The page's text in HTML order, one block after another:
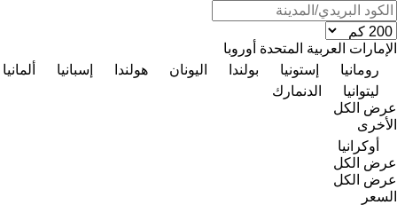
الإمارات العربية المتحدة أوروبا
رومانيا
إستونيا بولندا اليونان هولندا إسبانيا
ألمانيا
ليتوانيا
الدنمارك
عرض الكل
الأخرى
أوكرانيا
عرض الكل
عرض الكل
السعر